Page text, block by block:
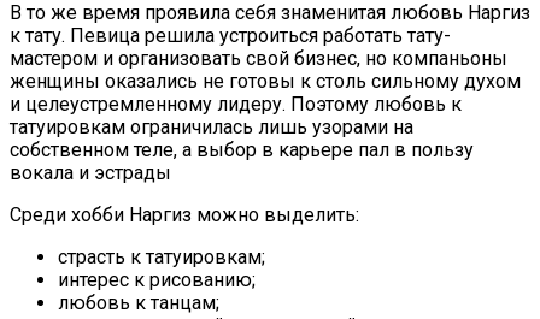
В то же время проявила себя знаменитая любовь Наргиз
к тату. Певица решила устроиться работать тату-
мастером и организовать свой бизнес, но компаньоны
женщины оказались не готовы к столь сильному духом
и целеустремленному лидеру. Поэтому любовь к
татуировкам ограничилась лишь узорами на
собственном теле, а выбор в карьере пал в пользу
вокала и эстрады
Среди хобби Наргиз можно выделить:
страсть к татуировкам;
интерес к рисованию;
любовь к танцам;